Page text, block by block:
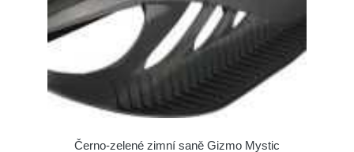
Černo-zelené zimní saně Gizmo Mystic